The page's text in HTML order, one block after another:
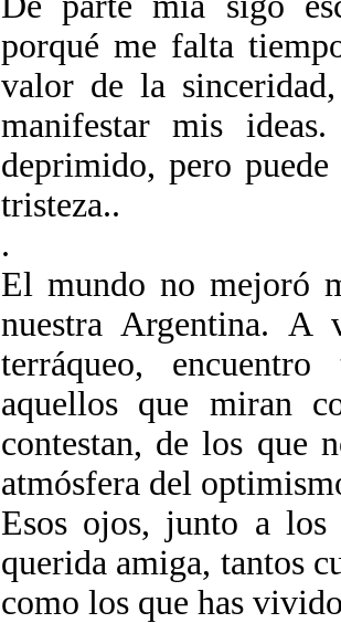
porqué me falta
valor de la
manifestar mis
deprimido, pero
tristeza..
.
El mundo no mejoró
nuestra Argentina. A
terráqueo,
aquellos que miran
contestan, de los que
atmósfera del
Esos ojos, junto a los
querida amiga, tantos
como los que has